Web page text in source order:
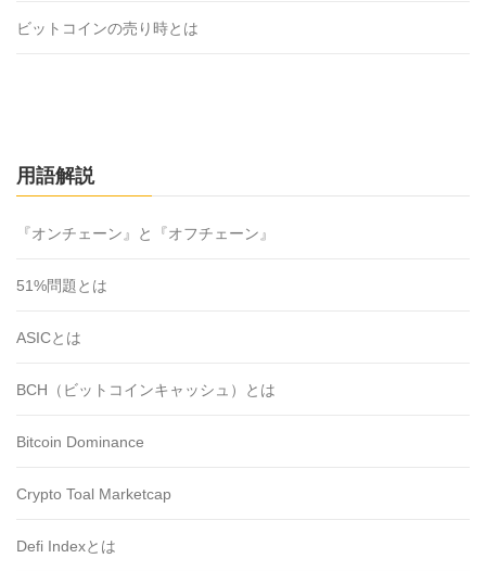
ビットコインの売り時とは
用語解説
『オンチェーン』と『オフチェーン』
51%問題とは
ASICとは
BCH（ビットコインキャッシュ）とは
Bitcoin Dominance
Crypto Toal Marketcap
Defi Indexとは